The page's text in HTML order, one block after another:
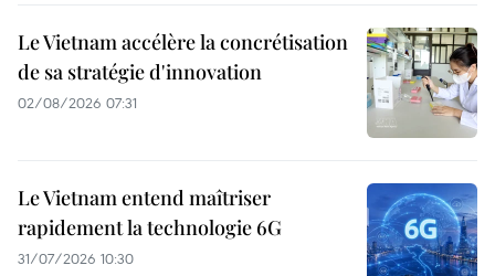
Le Vietnam accélère la concrétisation
de sa stratégie d'innovation
02/08/2026 07:31
Le Vietnam entend maîtriser
rapidement la technologie 6G
31/07/2026 10:30